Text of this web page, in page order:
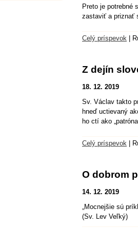
Preto je potrebné
zastaviť a priznať
Celý príspevok
Z dejín
18. 12. 2019
Sv. Václav takto
hneď uctievaný
ho ctí ako
Celý príspevok
O dobrom
14. 12. 2019
„Mocnejšie sú
(Sv. Lev Veľký)